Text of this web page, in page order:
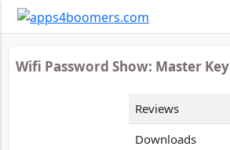
Wifi Password Show: Master Key
Reviews
Downloads